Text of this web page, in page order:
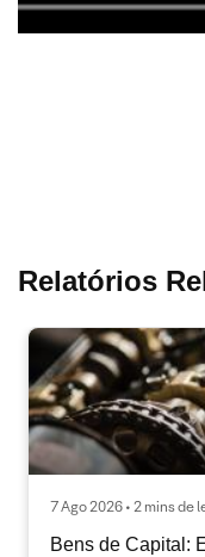
Relatórios
7 Ago 2026 • 2 mins de
Bens de Capital: